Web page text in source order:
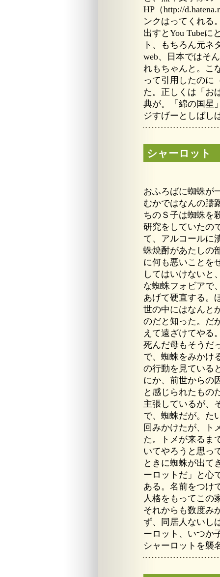
HP（http://
ンクはってくれる
出すとYou Tubeに
ト、もちろん元ネ
web、日本ではそ
れもちゃんと。こ
って引用したのに
た。正しくは「お
典が。「綿の国星
ジすげーとしばし
シャーロット
おふろばに蜘蛛が
むかではなんの躊
ちのＳ子は蜘蛛を
研究をしていたの
て、アルコールに
蛛焼酎があたしの
に何も悪いことを
してはいけないと
な蜘蛛フォビアで
あげて硬直する。
世の中にはなんと
のだと知った。だ
えて遠ざけてやる
死んだ母もそうだ
で、蜘蛛をみかけ
の行動を見ている
にか、前世からの
と感じられたもの
主張しているが、
で、蜘蛛だが。た
回みかけたが、ト
た。トメが来るま
いてやろうと思っ
ときに蜘蛛が出て
ーロットだ」と心
ある。名前をつけ
人格をもってこの
それからも数度み
ず、同居人ないし
ーロット、いつか
シャーロットを襲